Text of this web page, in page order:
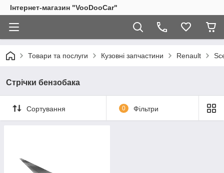
Інтернет-магазин "VooDooCar"
Товари та послуги Кузовні запчастини Renault
Стрічки бензобака
Сортування 0 Фільтри